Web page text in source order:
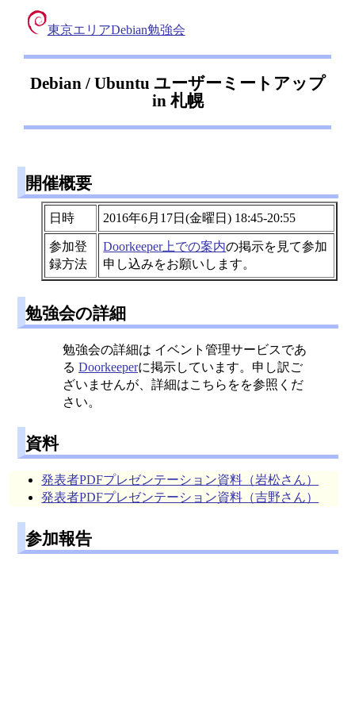
東京エリアDebian勉強会
Debian / Ubuntu ユーザーミートアップ
in 札幌
開催概要
日時 2016年6月17日(金曜日) 18:45-20:55
参加登
録方法
Doorkeeper上での案内の掲示を見て参加
申し込みをお願いします。
勉強会の詳細
勉強会の詳細は イベント管理サービスであ
る Doorkeeperに掲示しています。申し訳ご
ざいませんが、詳細はこちらをを参照くだ
さい。
資料
発表者PDFプレゼンテーション資料（岩松さん）
発表者PDFプレゼンテーション資料（吉野さん）
参加報告